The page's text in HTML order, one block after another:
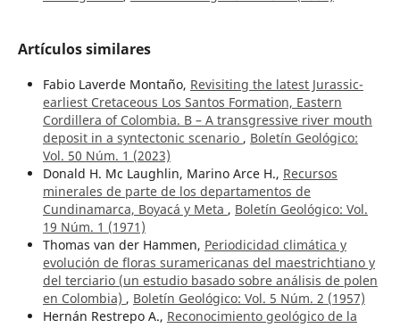
Artículos similares
Fabio Laverde Montaño, Revisiting the latest Jurassic-
earliest Cretaceous Los Santos Formation, Eastern
Cordillera of Colombia. B – A transgressive river mouth
deposit in a syntectonic scenario , Boletín Geológico:
Vol. 50 Núm. 1 (2023)
Donald H. Mc Laughlin, Marino Arce H., Recursos
minerales de parte de los departamentos de
Cundinamarca, Boyacá y Meta , Boletín Geológico: Vol.
19 Núm. 1 (1971)
Thomas van der Hammen, Periodicidad climática y
evolución de floras suramericanas del maestrichtiano y
del terciario (un estudio basado sobre análisis de polen
en Colombia) , Boletín Geológico: Vol. 5 Núm. 2 (1957)
Hernán Restrepo A., Reconocimiento geológico de la